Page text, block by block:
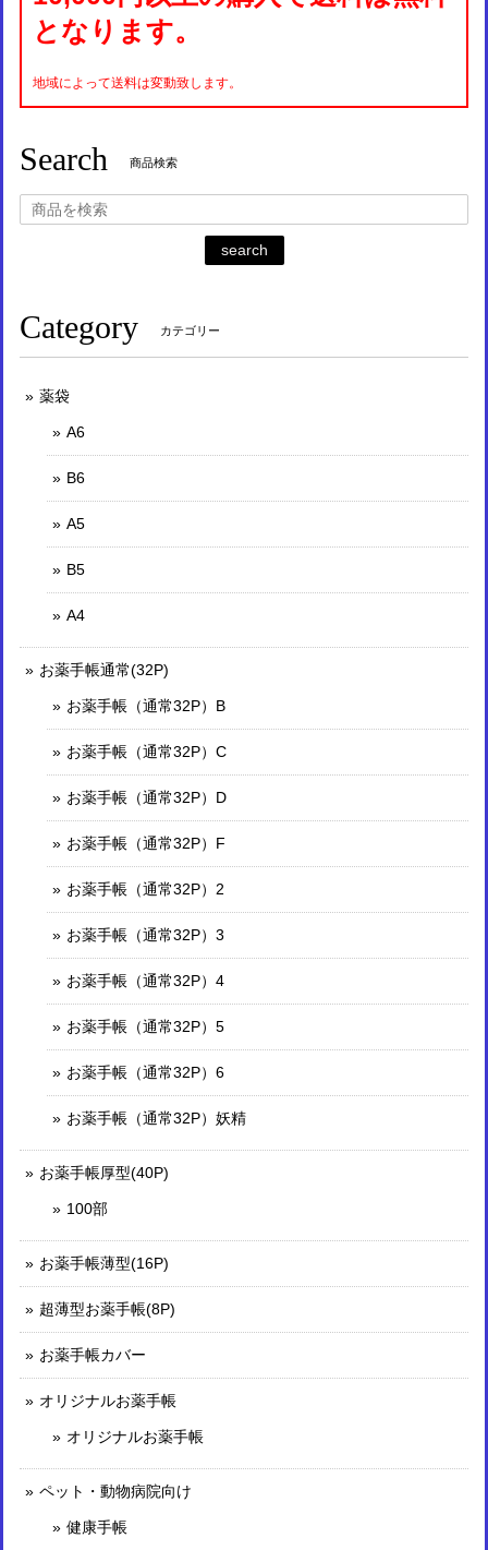
となります。
地域によって送料は変動致します。
Search 商品検索
search
Category カテゴリー
薬袋
A6
B6
A5
B5
A4
お薬手帳通常(32P)
お薬手帳（通常32P）B
お薬手帳（通常32P）C
お薬手帳（通常32P）D
お薬手帳（通常32P）F
お薬手帳（通常32P）2
お薬手帳（通常32P）3
お薬手帳（通常32P）4
お薬手帳（通常32P）5
お薬手帳（通常32P）6
お薬手帳（通常32P）妖精
お薬手帳厚型(40P)
100部
お薬手帳薄型(16P)
超薄型お薬手帳(8P)
お薬手帳カバー
オリジナルお薬手帳
オリジナルお薬手帳
ペット・動物病院向け
健康手帳